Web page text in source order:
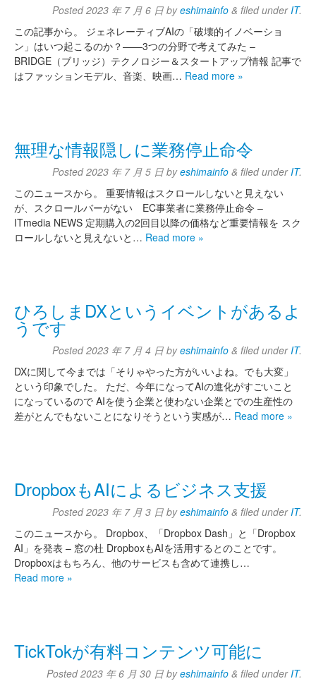
Posted2023 年 7 月 6 日 byeshimainfo & filed under IT.
この記事から。 ジェネレーティブAIの「破壊的イノベーショ
ン」はいつ起こるのか？——3つの分野で考えてみた –
BRIDGE（ブリッジ）テクノロジー＆スタートアップ情報 記事で
はファッションモデル、音楽、映画… Read more »
無理な情報隠しに業務停止命令
Posted2023 年 7 月 5 日 byeshimainfo & filed under IT.
このニュースから。 重要情報はスクロールしないと見えない
が、スクロールバーがない EC事業者に業務停止命令 –
ITmedia NEWS 定期購入の2回目以降の価格など重要情報を スク
ロールしないと見えないと… Read more »
ひろしまDXというイベントがあるよ
うです
Posted2023 年 7 月 4 日 byeshimainfo & filed under IT.
DXに関して今までは「そりゃやった方がいいよね。でも大変」
という印象でした。 ただ、今年になってAIの進化がすごいこと
になっているので AIを使う企業と使わない企業とでの生産性の
差がとんでもないことになりそうという実感が… Read more »
DropboxもAIによるビジネス支援
Posted2023 年 7 月 3 日 byeshimainfo & filed under IT.
このニュースから。 Dropbox、「Dropbox Dash」と「Dropbox
AI」を発表 – 窓の杜 DropboxもAIを活用するとのことです。
Dropboxはもちろん、他のサービスも含めて連携し…
Read more »
TickTokが有料コンテンツ可能に
Posted2023 年 6 月 30 日 byeshimainfo & filed under IT.